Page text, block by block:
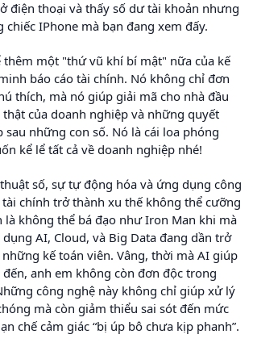
điện thoại và thấy số dư tài khoản nhưng
chiếc IPhone mà bạn đang xem đấy.
thêm một "thứ vũ khí bí mật" nữa của kế
báo cáo tài chính. Nó không chỉ đơn
thích, mà nó giúp giải mã cho nhà đầu
của doanh nghiệp và những quyết
sau những con số. Nó là cái loa phóng
kể lể tất cả về doanh nghiệp nhé!
số, sự tự động hóa và ứng dụng công
chính trở thành xu thế không thể cưỡng
là không thể bá đạo như Iron Man khi mà
AI, Cloud, và Big Data đang dần trở
những kế toán viên. Vâng, thời mà AI giúp
anh em không còn đơn độc trong
công nghệ này không chỉ giúp xử lý
mà còn giảm thiểu sai sót đến mức
chế cảm giác “bị úp bô chưa kịp phanh”.